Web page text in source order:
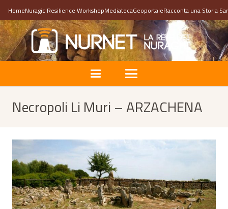
HomeNuragic Resilience WorkshopMediatecaGeoportaleRacconta una Storia
Necropoli Li Muri – ARZACHENA